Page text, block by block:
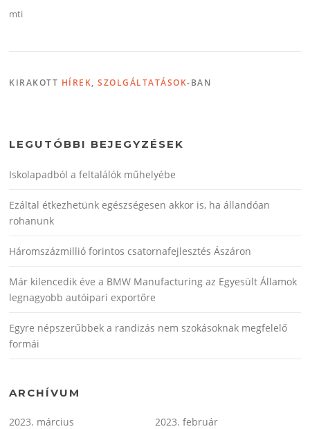
mti
KIRAKOTT HÍREK,SZOLGÁLTATÁSOK-BAN
LEGUTÓBBI BEJEGYZÉSEK
Iskolapadból a feltalálók műhelyébe
Ezáltal étkezhetünk egészségesen akkor is, ha állandóan
rohanunk
Háromszázmillió forintos csatornafejlesztés Ászáron
Már kilencedik éve a BMW Manufacturing az Egyesült Államok
legnagyobb autóipari exportőre
Egyre népszerűbbek a randizás nem szokásoknak megfelelő
formái
ARCHÍVUM
2023. március
2023. február